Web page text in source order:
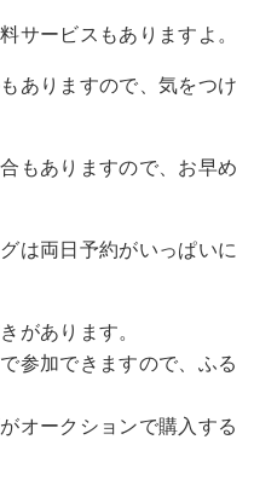
サービスもありますよ。
ありますので、気をつけ
もありますので、お早め
は両日予約がいっぱいに
があります。
参加できますので、ふる
オークションで購入する